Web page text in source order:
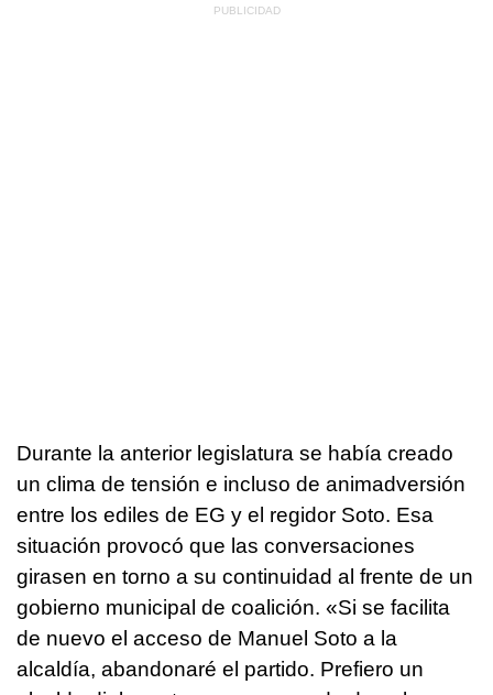
Durante la anterior legislatura se había creado
un clima de tensión e incluso de animadversión
entre los ediles de EG y el regidor Soto. Esa
situación provocó que las conversaciones
girasen en torno a su continuidad al frente de un
gobierno municipal de coalición. «Si se facilita
de nuevo el acceso de Manuel Soto a la
alcaldía, abandonaré el partido. Prefiero un